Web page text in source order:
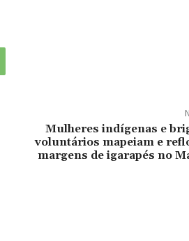
Mulheres indígenas e
voluntários mapeiam e
margens de igarapés no